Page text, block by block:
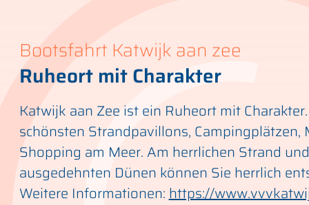
Bootsfahrt Katwijk aan zee
Ruheort mit Charakter
Katwijk aan Zee ist ein Ruheort mit
schönsten Strandpavillons, Campingplätzen,
Shopping am Meer. Am herrlichen Strand
ausgedehnten Dünen können Sie herrlich
Weitere Informationen:https://